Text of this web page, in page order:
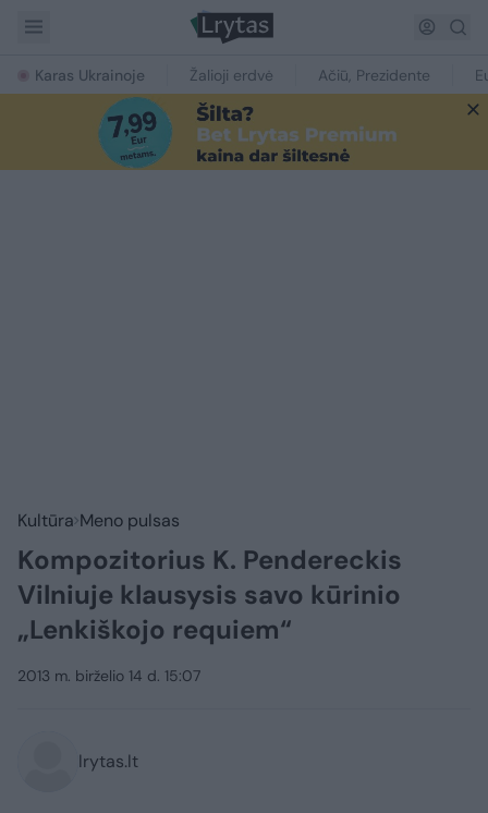
Karas Ukrainoje Žalioji erdvė Ačiū, Prezidente
Kultūra Meno pulsas
Kompozitorius K. Pendereckis
Vilniuje klausysis savo kūrinio
„Lenkiškojo requiem“
2013 m. birželio 14 d. 15:07
lrytas.lt